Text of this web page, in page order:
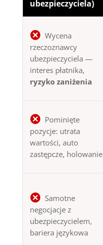
ubezpieczyciela)
Wycena
rzeczoznawcy
ubezpieczyciela —
interes płatnika,
ryzyko zaniżenia
Pominięte
pozycje: utrata
wartości, auto
zastępcze, holowanie
Samotne
negocjacje z
ubezpieczycielem,
bariera językowa